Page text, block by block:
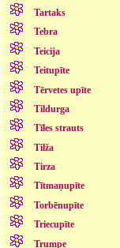
Tartaks
Tebra
Teicija
Teitupīte
Tērvetes upīte
Tildurga
Tīles strauts
Tilža
Tirza
Tītmaņupīte
Torbēnupīte
Triecupīte
Trumpe